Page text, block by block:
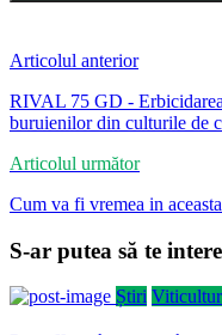
Articolul anterior
RIVAL 75 GD -
buruienilor din culturile de
Articolul următor
Cum va fi vremea in
S-ar putea să te
Știri